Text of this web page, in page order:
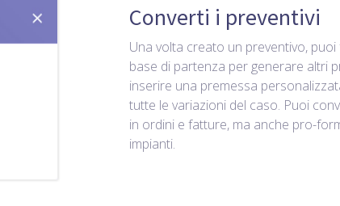
Converti i preventivi
Una volta creato un preventivo,
base di partenza per generare altri
inserire una premessa
tutte le variazioni del caso. Puoi
in ordini e fatture, ma anche pro-
impianti.